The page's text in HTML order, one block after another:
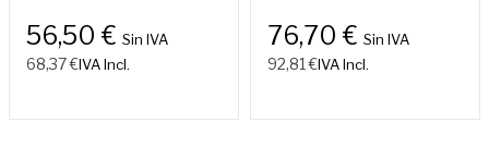
56,50 € Sin IVA
68,37 €IVA Incl.
76,70 € Sin IVA
92,81 €IVA Incl.